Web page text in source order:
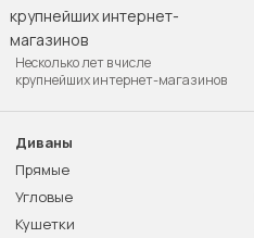
Несколько лет в числе
крупнейших интернет-магазинов
Диваны
Прямые
Угловые
Кушетки